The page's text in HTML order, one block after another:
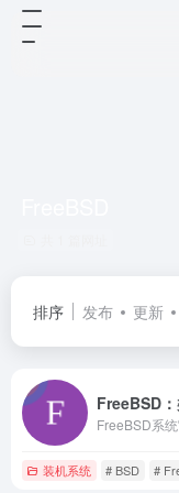
排序 发布 更新
FreeBSD
FreeBSD系
装机系统 # BSD #